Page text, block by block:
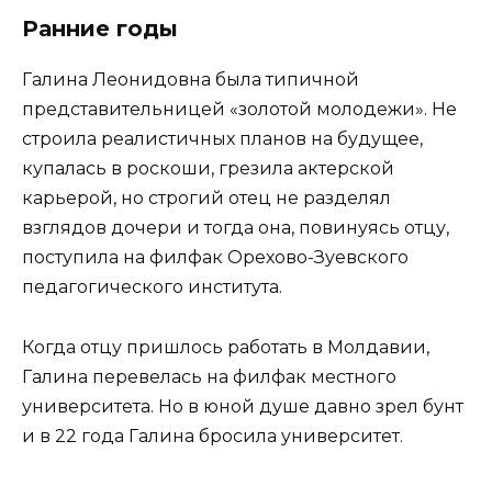
Ранние годы
Галина Леонидовна была типичной
представительницей «золотой молодежи». Не
строила реалистичных планов на будущее,
купалась в роскоши, грезила актерской
карьерой, но строгий отец не разделял
взглядов дочери и тогда она, повинуясь отцу,
поступила на филфак Орехово-Зуевского
педагогического института.
Когда отцу пришлось работать в Молдавии,
Галина перевелась на филфак местного
университета. Но в юной душе давно зрел бунт
и в 22 года Галина бросила университет.